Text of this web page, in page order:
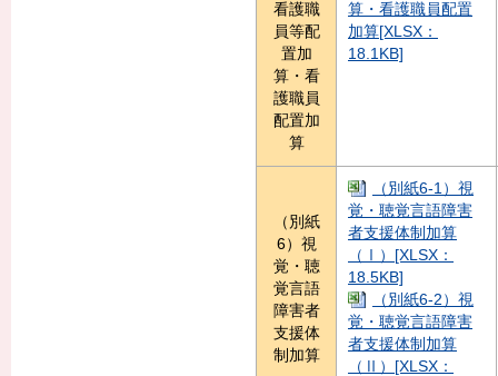
看護職
員等配
置加
算・看
護職員
配置加
算
算・看護職員配置
加算[XLSX：
18.1KB]
（別紙
6）視
覚・聴
覚言語
障害者
支援体
制加算
（別紙6-1）視
覚・聴覚言語障害
者支援体制加算
（Ⅰ）[XLSX：
18.5KB]
（別紙6-2）視
覚・聴覚言語障害
者支援体制加算
（Ⅱ）[XLSX：